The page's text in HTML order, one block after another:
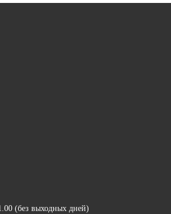
(без выходных дней)